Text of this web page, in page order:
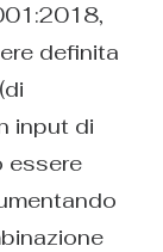
definita
input di
essere